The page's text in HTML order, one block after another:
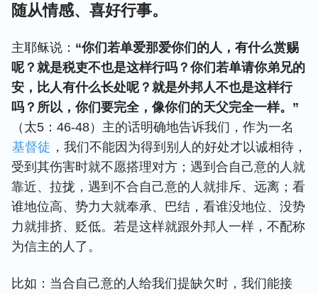
随从情感、喜好行事。
主耶稣说： “你们若单爱那爱你们的人，有什么赏赐
呢？就是税吏不也是这样行吗？你们若单请你弟兄的
安，比人有什么长处呢？就是外邦人不也是这样行
吗？所以，你们要完全，像你们的天父完全一样。”
（太5：46-48）主的话明确地告诉我们，作为一名
基督徒 ，我们不能因为得到别人的好处才以诚相待，
受到其伤害时就不愿搭理对方；遇到合自己意的人就
靠近、拉拢，遇到不合自己意的人就排斥、远离；看
谁地位高、势力大就奉承、巴结，看谁没地位、没势
力就排挤、贬低。若是这样就跟外邦人一样，不配称
为信主的人了。
比如：当合自己意的人给我们提缺欠时，我们能接